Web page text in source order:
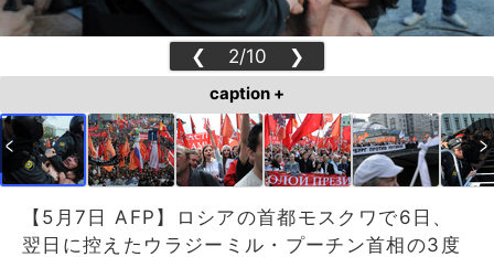
❮ 2/10 ❯
caption +
【5月7日 AFP】ロシアの首都モスクワで6日、
翌日に控えたウラジーミル・プーチン首相の3度